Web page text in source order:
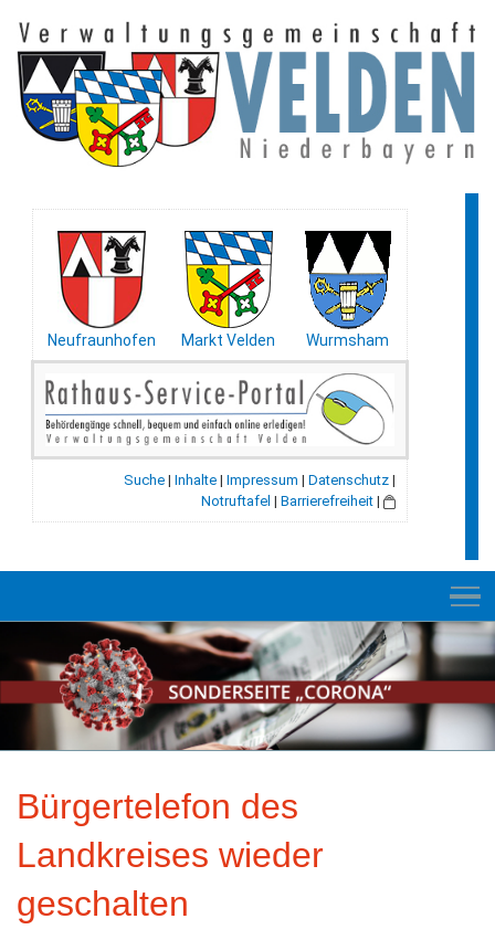
Neufraunhofen Markt Velden Wurmsham
Suche | Inhalte | Impressum | Datenschutz |
Notruftafel | Barrierefreiheit |
NEUES
RATHAUS
E-VERWALTUNG
INFORMATION
BILDUNG + SOZIALES
Bürgertelefon des
Landkreises wieder
geschalten